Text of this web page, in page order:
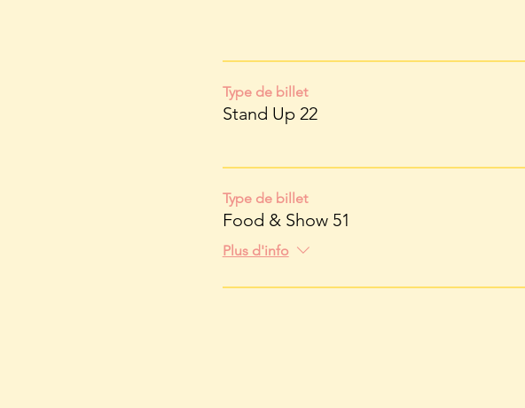
Type de billet
Stand Up 22
Type de billet
Food & Show 51
Plus d'info